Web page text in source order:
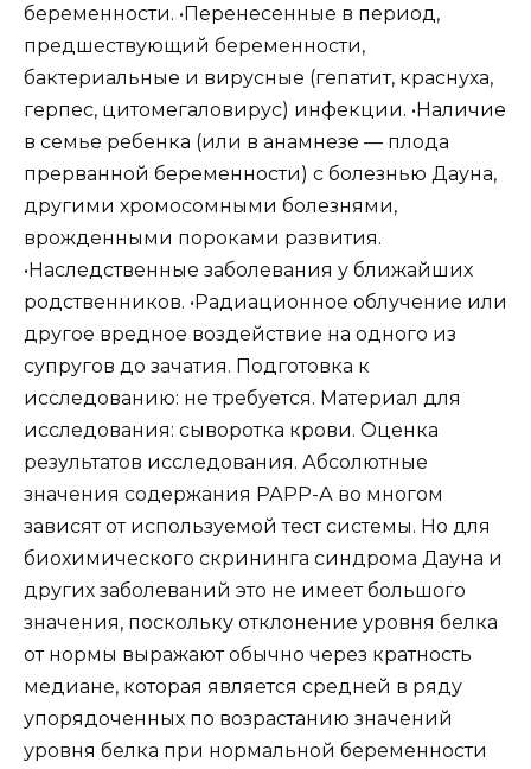
беременности. •Перенесенные в период,
предшествующий беременности,
бактериальные и вирусные (гепатит, краснуха,
герпес, цитомегаловирус) инфекции. •Наличие
в семье ребенка (или в анамнезе — плода
прерванной беременности) с болезнью Дауна,
другими хромосомными болезнями,
врожденными пороками развития.
•Наследственные заболевания у ближайших
родственников. •Радиационное облучение или
другое вредное воздействие на одного из
супругов до зачатия. Подготовка к
исследованию: не требуется. Материал для
исследования: сыворотка крови. Оценка
результатов исследования. Абсолютные
значения содержания РАРР-А во многом
зависят от используемой тест системы. Но для
биохимического скрининга синдрома Дауна и
других заболеваний это не имеет большого
значения, поскольку отклонение уровня белка
от нормы выражают обычно через кратность
медиане, которая является средней в ряду
упорядоченных по возрастанию значений
уровня белка при нормальной беременности